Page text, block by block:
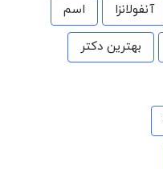
آنفولانزا اسم
بهترین دکتر